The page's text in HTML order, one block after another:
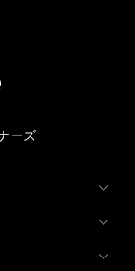
ーズ